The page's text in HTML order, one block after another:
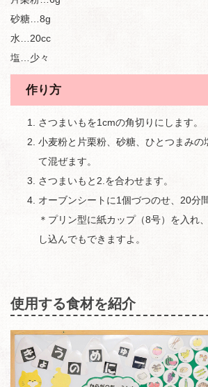
砂糖…8g
水…20cc
塩…少々
作り方
さつまいもを1cmの角切りにします。
小麦粉と片栗粉、砂糖、ひとつまみの
て混ぜます。
さつまいもと2.を合わせます。
オーブンシートに1個づつのせ、20分
＊プリン型に紙カップ（8号）を入れ
し込んでもできますよ。
使用する食材を紹介